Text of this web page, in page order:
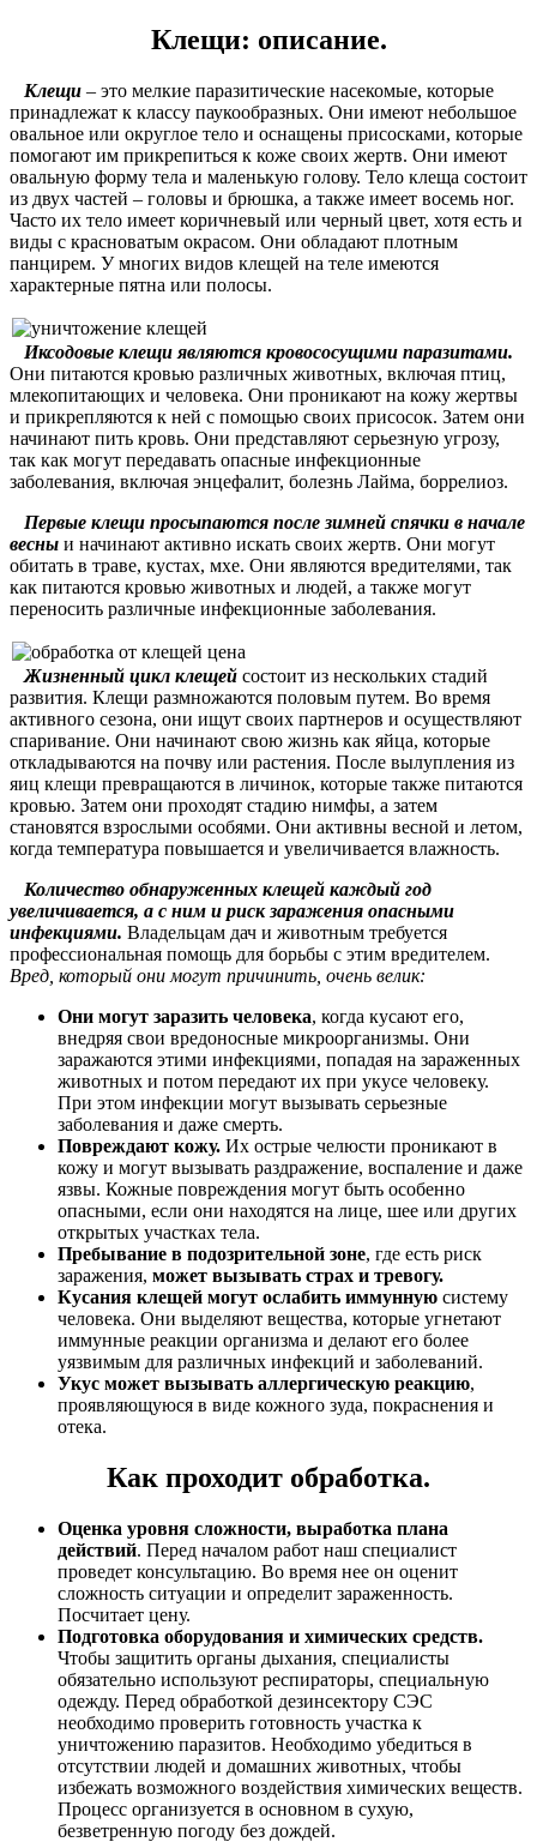
Клещи: описание.
Клещи – это мелкие паразитические насекомые, которые
принадлежат к классу паукообразных. Они имеют небольшое
овальное или округлое тело и оснащены присосками, которые
помогают им прикрепиться к коже своих жертв. Они имеют
овальную форму тела и маленькую голову. Тело клеща состоит
из двух частей – головы и брюшка, а также имеет восемь ног.
Часто их тело имеет коричневый или черный цвет, хотя есть и
виды с красноватым окрасом. Они обладают плотным
панцирем. У многих видов клещей на теле имеются
характерные пятна или полосы.
Иксодовые клещи являются кровососущими паразитами.
Они питаются кровью различных животных, включая птиц,
млекопитающих и человека. Они проникают на кожу жертвы
и прикрепляются к ней с помощью своих присосок. Затем они
начинают пить кровь. Они представляют серьезную угрозу,
так как могут передавать опасные инфекционные
заболевания, включая энцефалит, болезнь Лайма, боррелиоз.
Первые клещи просыпаются после зимней спячки в начале
весны и начинают активно искать своих жертв. Они могут
обитать в траве, кустах, мхе. Они являются вредителями, так
как питаются кровью животных и людей, а также могут
переносить различные инфекционные заболевания.
Жизненный цикл клещей состоит из нескольких стадий
развития. Клещи размножаются половым путем. Во время
активного сезона, они ищут своих партнеров и осуществляют
спаривание. Они начинают свою жизнь как яйца, которые
откладываются на почву или растения. После вылупления из
яиц клещи превращаются в личинок, которые также питаются
кровью. Затем они проходят стадию нимфы, а затем
становятся взрослыми особями. Они активны весной и летом,
когда температура повышается и увеличивается влажность.
Количество обнаруженных клещей каждый год
увеличивается, а с ним и риск заражения опасными
инфекциями. Владельцам дач и животным требуется
профессиональная помощь для борьбы с этим вредителем.
Вред, который они могут причинить, очень велик:
Они могут заразить человека, когда кусают его,
внедряя свои вредоносные микроорганизмы. Они
заражаются этими инфекциями, попадая на зараженных
животных и потом передают их при укусе человеку.
При этом инфекции могут вызывать серьезные
заболевания и даже смерть.
Повреждают кожу. Их острые челюсти проникают в
кожу и могут вызывать раздражение, воспаление и даже
язвы. Кожные повреждения могут быть особенно
опасными, если они находятся на лице, шее или других
открытых участках тела.
Пребывание в подозрительной зоне, где есть риск
заражения, может вызывать страх и тревогу.
Кусания клещей могут ослабить иммунную систему
человека. Они выделяют вещества, которые угнетают
иммунные реакции организма и делают его более
уязвимым для различных инфекций и заболеваний.
Укус может вызывать аллергическую реакцию,
проявляющуюся в виде кожного зуда, покраснения и
отека.
Как проходит обработка.
Оценка уровня сложности, выработка плана
действий. Перед началом работ наш специалист
проведет консультацию. Во время нее он оценит
сложность ситуации и определит зараженность.
Посчитает цену.
Подготовка оборудования и химических средств.
Чтобы защитить органы дыхания, специалисты
обязательно используют респираторы, специальную
одежду. Перед обработкой дезинсектору СЭС
необходимо проверить готовность участка к
уничтожению паразитов. Необходимо убедиться в
отсутствии людей и домашних животных, чтобы
избежать возможного воздействия химических веществ.
Процесс организуется в основном в сухую,
безветренную погоду без дождей.